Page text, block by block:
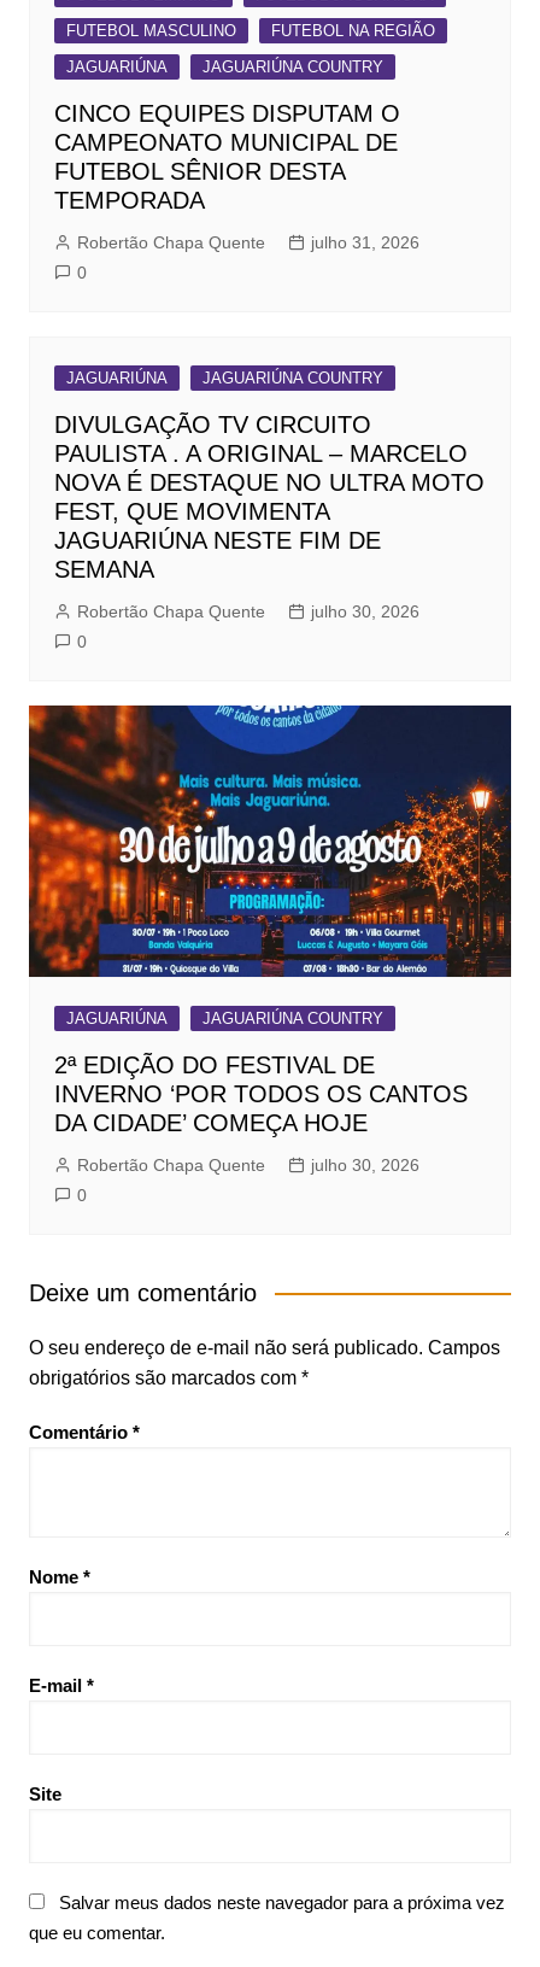
FUTEBOL MASCULINO
FUTEBOL NA REGIÃO
JAGUARIÚNA
JAGUARIÚNA COUNTRY
CINCO EQUIPES DISPUTAM O
CAMPEONATO MUNICIPAL DE
FUTEBOL SÊNIOR DESTA
TEMPORADA
Robertão Chapa Quente
julho 31, 2026
0
JAGUARIÚNA JAGUARIÚNA COUNTRY
DIVULGAÇÃO TV CIRCUITO
PAULISTA . A ORIGINAL – MARCELO
NOVA É DESTAQUE NO ULTRA MOTO
FEST, QUE MOVIMENTA
JAGUARIÚNA NESTE FIM DE
SEMANA
Robertão Chapa Quente
julho 30, 2026
0
JAGUARIÚNA JAGUARIÚNA COUNTRY
2ª EDIÇÃO DO FESTIVAL DE
INVERNO ‘POR TODOS OS CANTOS
DA CIDADE’ COMEÇA HOJE
Robertão Chapa Quente
julho 30, 2026
0
Deixe um comentário
O seu endereço de e-mail não será publicado. Campos
obrigatórios são marcados com *
Comentário *
Nome *
E-mail *
Site
Salvar meus dados neste navegador para a próxima vez
que eu comentar.